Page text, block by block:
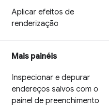
Aplicar efeitos de
renderização
Mais painéis
Inspecionar e depurar
endereços salvos com o
painel de preenchimento